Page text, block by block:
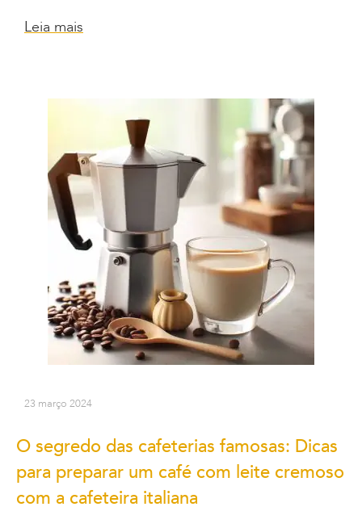
Leia mais
23 março 2024
O segredo das cafeterias famosas: Dicas
para preparar um café com leite cremoso
com a cafeteira italiana